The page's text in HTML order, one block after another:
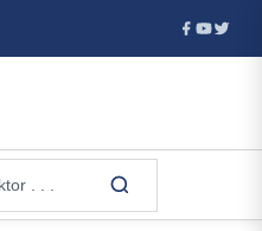
и гимнастици за